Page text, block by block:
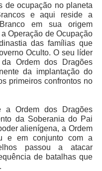
de ocupação no planeta
e aqui reside a
em sua origem
Operação de Ocupação
das famílias que
Oculto. O seu líder
Ordem dos Dragões
da implantação do
primeiros confrontos no
Ordem dos Dragões
da Soberania do Pai
alienígena, a Ordem
e em conjunto com a
passou a atacar
de batalhas que